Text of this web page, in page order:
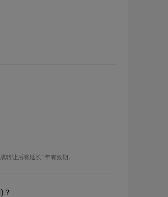
转让后将延长1年有效期。
？